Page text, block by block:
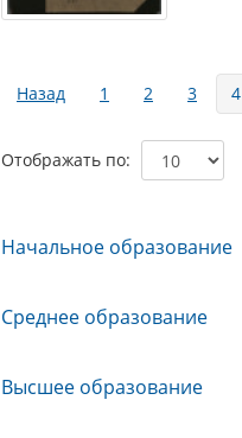
Страницы
Назад 1 2 3 4
Отображать по
Начальное образование
Среднее образование
Высшее образование